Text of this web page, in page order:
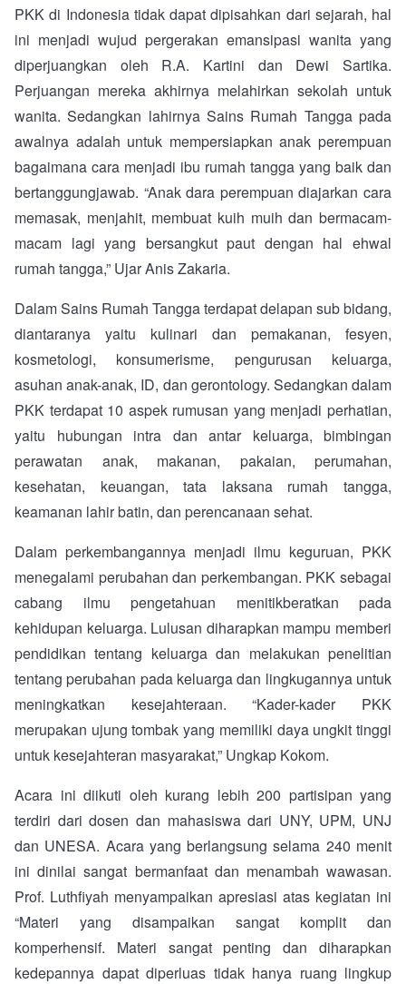
PKK di Indonesia tidak dapat dipisahkan dari sejarah, hal
ini menjadi wujud pergerakan emansipasi wanita yang
diperjuangkan oleh R.A. Kartini dan Dewi Sartika.
Perjuangan mereka akhirnya melahirkan sekolah untuk
wanita. Sedangkan lahirnya Sains Rumah Tangga pada
awalnya adalah untuk mempersiapkan anak perempuan
bagaimana cara menjadi ibu rumah tangga yang baik dan
bertanggungjawab. “Anak dara perempuan diajarkan cara
memasak, menjahit, membuat kuih muih dan bermacam-
macam lagi yang bersangkut paut dengan hal ehwal
rumah tangga,” Ujar Anis Zakaria.
Dalam Sains Rumah Tangga terdapat delapan sub bidang,
diantaranya yaitu kulinari dan pemakanan, fesyen,
kosmetologi, konsumerisme, pengurusan keluarga,
asuhan anak-anak, ID, dan gerontology. Sedangkan dalam
PKK terdapat 10 aspek rumusan yang menjadi perhatian,
yaitu hubungan intra dan antar keluarga, bimbingan
perawatan anak, makanan, pakaian, perumahan,
kesehatan, keuangan, tata laksana rumah tangga,
keamanan lahir batin, dan perencanaan sehat.
Dalam perkembangannya menjadi ilmu keguruan, PKK
menegalami perubahan dan perkembangan. PKK sebagai
cabang ilmu pengetahuan menitikberatkan pada
kehidupan keluarga. Lulusan diharapkan mampu memberi
pendidikan tentang keluarga dan melakukan penelitian
tentang perubahan pada keluarga dan lingkugannya untuk
meningkatkan kesejahteraan. “Kader-kader PKK
merupakan ujung tombak yang memiliki daya ungkit tinggi
untuk kesejahteran masyarakat,” Ungkap Kokom.
Acara ini diikuti oleh kurang lebih 200 partisipan yang
terdiri dari dosen dan mahasiswa dari UNY, UPM, UNJ
dan UNESA. Acara yang berlangsung selama 240 menit
ini dinilai sangat bermanfaat dan menambah wawasan.
Prof. Luthfiyah menyampaikan apresiasi atas kegiatan ini
“Materi yang disampaikan sangat komplit dan
komperhensif. Materi sangat penting dan diharapkan
kedepannya dapat diperluas tidak hanya ruang lingkup